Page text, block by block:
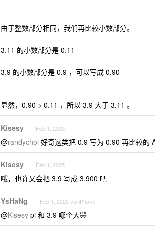
由于整数部分相同，我们再比较小数部分。
3.11 的小数部分是 0.11
3.9 的小数部分是 0.9 ，可以写成 0.90
显然，0.90 > 0.11 ，所以 3.9 大于 3.11 。
Kisesy Feb 1, 2025
@randychoi 好奇这类把 0.9 写为 0.90 再比较的
Kisesy Feb 1, 2025
哦，也许又会把 3.9 写成 3.900 吧
YsHaNg Feb 1, 2025 via iPhone
@Kisesy pi 和 3.9 哪个大🤣